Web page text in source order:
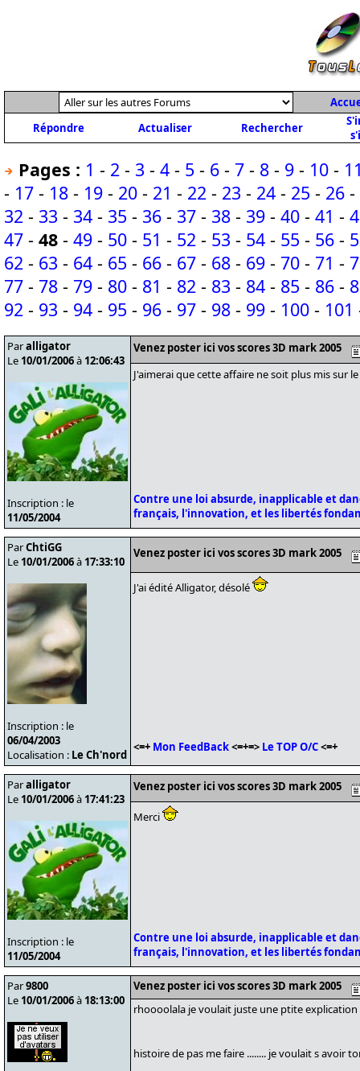
Répondre
Actualiser Rechercher
Pages : 1 - 2 - 3 - 4 - 5 - 6 - 7 - 8 - 9 - 10 -
- 17 - 18 - 19 - 20 - 21 - 22 - 23 - 24 - 25 - 26 -
32 - 33 - 34 - 35 - 36 - 37 - 38 - 39 - 40 - 41 -
47 - 48 - 49 - 50 - 51 - 52 - 53 - 54 - 55 - 56 -
62 - 63 - 64 - 65 - 66 - 67 - 68 - 69 - 70 - 71 -
77 - 78 - 79 - 80 - 81 - 82 - 83 - 84 - 85 - 86 -
92 - 93 - 94 - 95 - 96 - 97 - 98 - 99 - 100 - 101
Paralligator
Le 10/01/2006à 12:06:43
Inscription : le
11/05/2004
Venez poster ici vos scores 3D mark 2005
J'aimerai que cette affaire ne soit plus mis sur
Contre une loi absurde, inapplicable et
français, l'innovation, et les libertés
ParChtiGG
Le 10/01/2006à 17:33:10
Inscription : le
06/04/2003
Localisation : Le Ch'nord
Venez poster ici vos scores 3D mark 2005
J'ai édité Alligator, désolé
<=+ Mon FeedBack<=+=> Le TOP O/C<=+
Paralligator
Le 10/01/2006à 17:41:23
Inscription : le
11/05/2004
Venez poster ici vos scores 3D mark 2005
Merci
Contre une loi absurde, inapplicable et
français, l'innovation, et les libertés
Par9800
Le 10/01/2006à 18:13:00
Venez poster ici vos scores 3D mark 2005
rhoooolala je voulait juste une ptite
histoire de pas me faire ........ je voulait s avoir